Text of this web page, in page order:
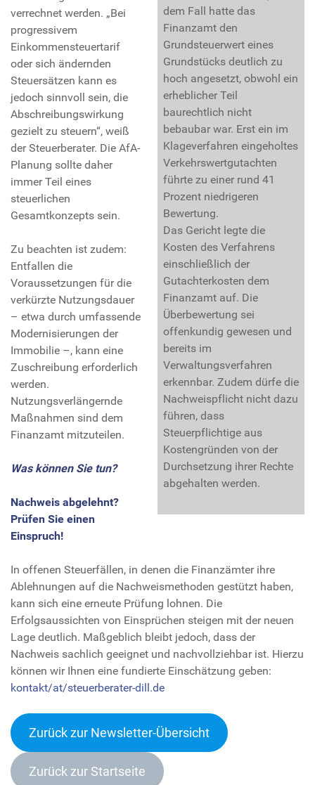
dem Fall hatte das
Finanzamt den
Grundsteuerwert eines
Grundstücks deutlich zu
hoch angesetzt, obwohl ein
erheblicher Teil
baurechtlich nicht
bebaubar war. Erst ein im
Klageverfahren eingeholtes
Verkehrswertgutachten
führte zu einer rund 41
Prozent niedrigeren
Bewertung.
Das Gericht legte die
Kosten des Verfahrens
einschließlich der
Gutachterkosten dem
Finanzamt auf. Die
Überbewertung sei
offenkundig gewesen und
bereits im
Verwaltungsverfahren
erkennbar. Zudem dürfe die
Nachweispflicht nicht dazu
führen, dass
Steuerpflichtige aus
Kostengründen von der
Durchsetzung ihrer Rechte
abgehalten werden.
verrechnet werden. „Bei
progressivem
Einkommensteuertarif
oder sich ändernden
Steuersätzen kann es
jedoch sinnvoll sein, die
Abschreibungswirkung
gezielt zu steuern“, weiß
der Steuerberater. Die AfA-
Planung sollte daher
immer Teil eines
steuerlichen
Gesamtkonzepts sein.
Zu beachten ist zudem:
Entfallen die
Voraussetzungen für die
verkürzte Nutzungsdauer
– etwa durch umfassende
Modernisierungen der
Immobilie –, kann eine
Zuschreibung erforderlich
werden.
Nutzungsverlängernde
Maßnahmen sind dem
Finanzamt mitzuteilen.
Was können Sie tun?
Nachweis abgelehnt?
Prüfen Sie einen
Einspruch!
In offenen Steuerfällen, in denen die Finanzämter ihre
Ablehnungen auf die Nachweismethoden gestützt haben,
kann sich eine erneute Prüfung lohnen. Die
Erfolgsaussichten von Einsprüchen steigen mit der neuen
Lage deutlich. Maßgeblich bleibt jedoch, dass der
Nachweis sachlich geeignet und nachvollziehbar ist. Hierzu
können wir Ihnen eine fundierte Einschätzung geben:
kontakt/at/steuerberater-dill.de
Zurück zur Newsletter-Übersicht
Zurück zur Startseite